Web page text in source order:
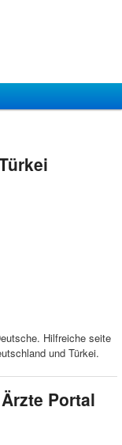
Hilfreiche seite
und Türkei.
Portal